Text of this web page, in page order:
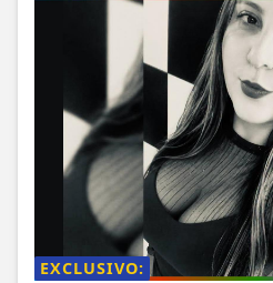
EXCLUSIVO: